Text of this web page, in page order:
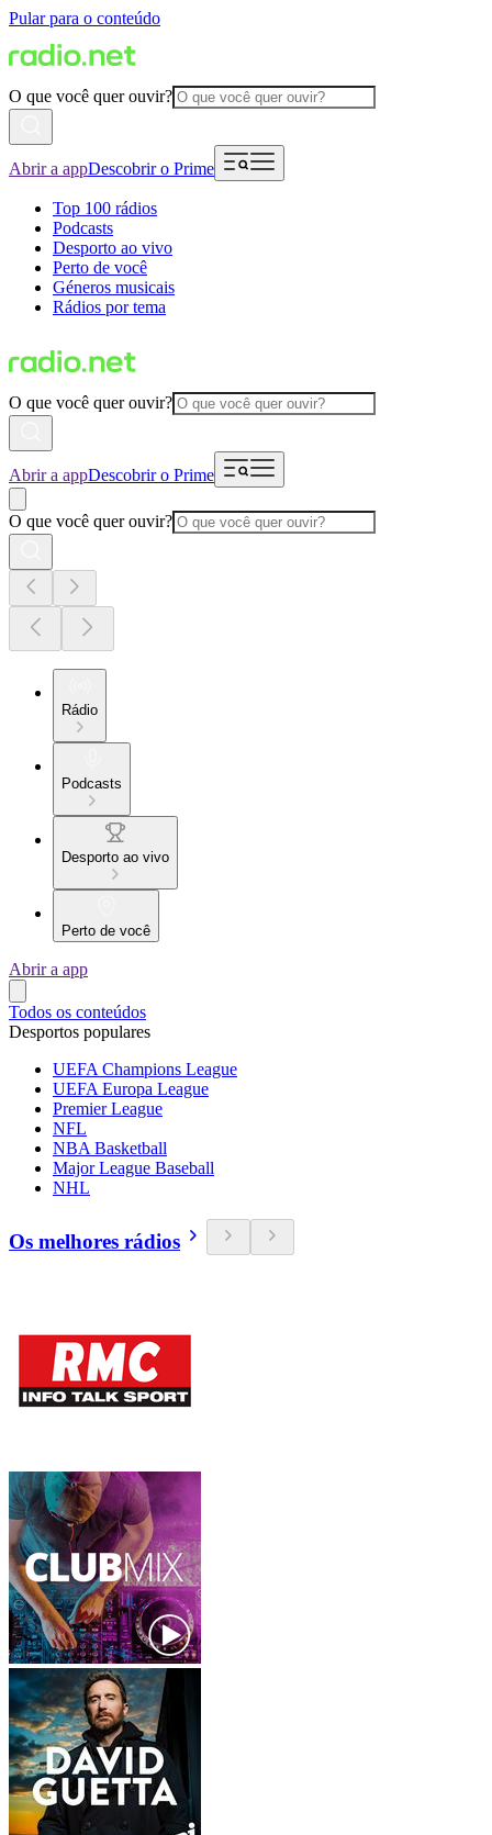
Pular para o conteúdo
O que você quer ouvir?
Abrir a appDescobrir o Prime
Top 100 rádios
Podcasts
Desporto ao vivo
Perto de você
Géneros musicais
Rádios por tema
O que você quer ouvir?
Abrir a appDescobrir o Prime
O que você quer ouvir?
Rádio
Podcasts
Desporto ao vivo
Perto de você
Abrir a app
Todos os conteúdos
Desportos populares
UEFA Champions League
UEFA Europa League
Premier League
NFL
NBA Basketball
Major League Baseball
NHL
Os melhores rádios